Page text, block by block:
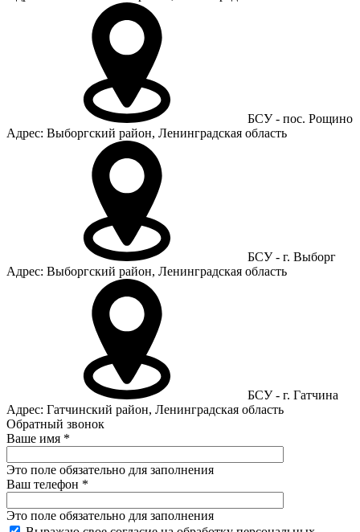
БСУ - пос. Рощино
Адрес: Выборгский район, Ленинградская область
БСУ - г. Выборг
Адрес: Выборгский район, Ленинградская область
БСУ - г. Гатчина
Адрес: Гатчинский район, Ленинградская область
Обратный звонок
Ваше имя *
Это поле обязательно для заполнения
Ваш телефон *
Это поле обязательно для заполнения